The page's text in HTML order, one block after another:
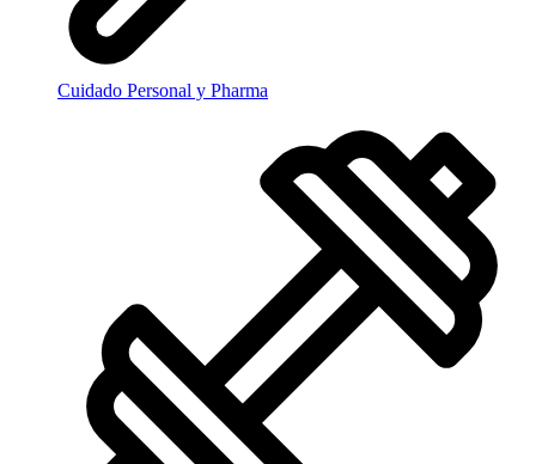
Cuidado Personal y Pharma